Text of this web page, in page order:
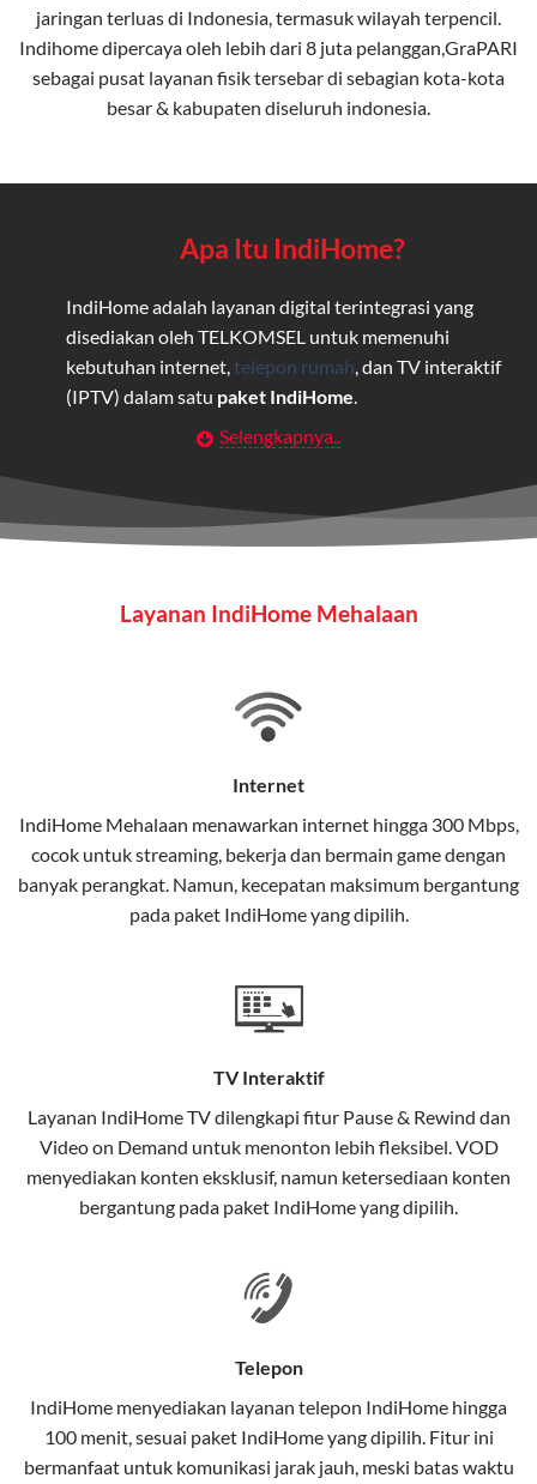
jaringan terluas di Indonesia, termasuk wilayah terpencil.
Indihome dipercaya oleh lebih dari 8 juta pelanggan,GraPARI
sebagai pusat layanan fisik tersebar di sebagian kota-kota
besar & kabupaten diseluruh indonesia.
Apa Itu IndiHome?
IndiHome adalah layanan digital terintegrasi yang
disediakan oleh TELKOMSEL untuk memenuhi
kebutuhan internet, telepon rumah , dan TV interaktif
(IPTV) dalam satu paket IndiHome
Layanan Wifi Indihome ini dirancang untuk
maupun individu yang membutuhkan konektivitas dan
hiburan berkualitas tinggi.
pengguna rumah dan bisnis.
stabil, dan memiliki berbagai pilihan paket IndiHome
Selain internet, layanan IndiHome juga mencakup TV
interaktif (IndiHome TV) dan telepon rumah dalam
satu paket.
Teknologi di Balik WiFi IndiHome
Wifi IndiHome menggunakan teknologi Fiber To The
menggunakan kabel serat optik hingga ke rumah
pelanggan. Teknologi ini memiliki beberapa
keunggulan:
Kecepatan Tinggi
dibandingkan kabel tembaga atau DSL.
elektromagnetik, sehingga koneksi tetap lancar.
Latensi Rendah
Selengkapnya..
Layanan IndiHome Mehalaan
Internet
IndiHome Mehalaan menawarkan internethingga 300 Mbps,
cocok untuk streaming, bekerja dan bermain game dengan
banyak perangkat. Namun, kecepatan maksimum bergantung
pada paket IndiHome yang dipilih.
TV Interaktif
Layanan IndiHome TVdilengkapi fitur Pause & Rewind dan
Video on Demand untuk menonton lebih fleksibel. VOD
menyediakan konten eksklusif, namun ketersediaan konten
bergantung pada paket IndiHome yang dipilih.
Telepon
IndiHome menyediakan layanan telepon IndiHome hingga
100 menit, sesuai paket IndiHome yang dipilih. Fitur ini
bermanfaat untuk komunikasi jarak jauh, meski batas waktu